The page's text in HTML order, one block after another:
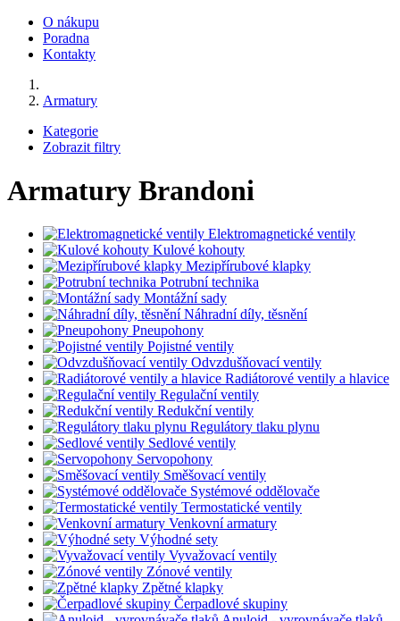
O nákupu
Poradna
Kontakty
Armatury
Kategorie
Zobrazit filtry
Armatury Brandoni
Elektromagnetické ventily
Kulové kohouty
Mezipřírubové klapky
Potrubní technika
Montážní sady
Náhradní díly, těsnění
Pneupohony
Pojistné ventily
Odvzdušňovací ventily
Radiátorové ventily a hlavice
Regulační ventily
Redukční ventily
Regulátory tlaku plynu
Sedlové ventily
Servopohony
Směšovací ventily
Systémové oddělovače
Termostatické ventily
Venkovní armatury
Výhodné sety
Vyvažovací ventily
Zónové ventily
Zpětné klapky
Čerpadlové skupiny